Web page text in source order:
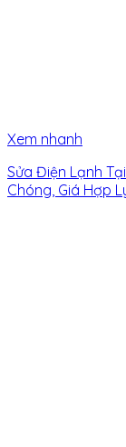
Xem nhanh
Sửa Điện Lạnh
Chóng, Giá Hợp